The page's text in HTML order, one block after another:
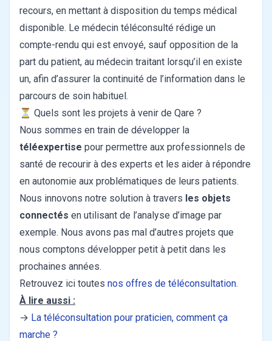
recours, en mettant à disposition du temps médical
disponible. Le médecin téléconsulté rédige un
compte-rendu qui est envoyé, sauf opposition de la
part du patient, au médecin traitant lorsqu’il en existe
un, afin d’assurer la continuité de l’information dans le
parcours de soin habituel.
⏳ Quels sont les projets à venir de Qare ?
Nous sommes en train de développer la
téléexpertise pour permettre aux professionnels de
santé de recourir à des experts et les aider à répondre
en autonomie aux problématiques de leurs patients.
Nous innovons notre solution à travers les objets
connectés en utilisant de l’analyse d’image par
exemple. Nous avons pas mal d’autres projets que
nous comptons développer petit à petit dans les
prochaines années.
Retrouvez ici toutes nos offres de téléconsultation.
À lire aussi :
→ La téléconsultation pour praticien, comment ça
marche ?